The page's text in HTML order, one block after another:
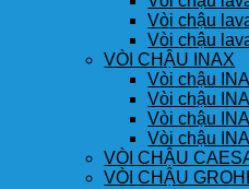
Vòi chậu
Vòi chậu
VÒI CHẬU INAX
Vòi chậu
Vòi chậu
Vòi chậu
Vòi chậu
VÒI CHẬU
VÒI CHẬU